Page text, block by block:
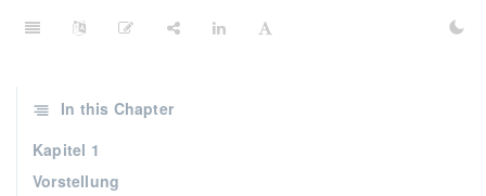
In this Chapter
Kapitel 1
Vorstellung